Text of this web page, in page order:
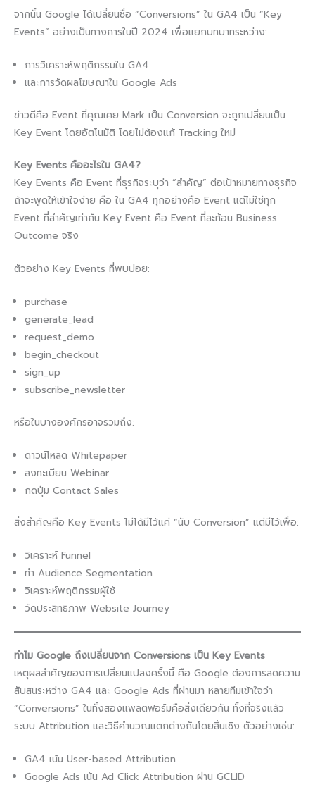
จากนั้น Google ได้เปลี่ยนชื่อ “Conversions” ใน GA4 เป็น “Key
Events” อย่างเป็นทางการในปี 2024 เพื่อแยกบทบาทระหว่าง:
การวิเคราะห์พฤติกรรมใน GA4
และการวัดผลโฆษณาใน Google Ads
ข่าวดีคือ Event ที่คุณเคย Mark เป็น Conversion จะถูกเปลี่ยนเป็น
Key Event โดยอัตโนมัติ โดยไม่ต้องแก้ Tracking ใหม่
Key Events คืออะไรใน GA4?
Key Events คือ Event ที่ธุรกิจระบุว่า “สำคัญ” ต่อเป้าหมายทางธุรกิจ
ถ้าจะพูดให้เข้าใจง่าย คือ ใน GA4 ทุกอย่างคือ Event แต่ไม่ใช่ทุก
Event ที่สำคัญเท่ากัน Key Event คือ Event ที่สะท้อน Business
Outcome จริง
ตัวอย่าง Key Events ที่พบบ่อย:
purchase
generate_lead
request_demo
begin_checkout
sign_up
subscribe_newsletter
หรือในบางองค์กรอาจรวมถึง:
ดาวน์โหลด Whitepaper
ลงทะเบียน Webinar
กดปุ่ม Contact Sales
สิ่งสำคัญคือ Key Events ไม่ได้มีไว้แค่ “นับ Conversion” แต่มีไว้เพื่อ:
วิเคราะห์ Funnel
ทำ Audience Segmentation
วิเคราะห์พฤติกรรมผู้ใช้
วัดประสิทธิภาพ Website Journey
ทำไม Google ถึงเปลี่ยนจาก Conversions เป็น Key Events
เหตุผลสำคัญของการเปลี่ยนแปลงครั้งนี้ คือ Google ต้องการลดความ
สับสนระหว่าง GA4 และ Google Ads ที่ผ่านมา หลายทีมเข้าใจว่า
“Conversions” ในทั้งสองแพลตฟอร์มคือสิ่งเดียวกัน ทั้งที่จริงแล้ว
ระบบ Attribution และวิธีคำนวณแตกต่างกันโดยสิ้นเชิง ตัวอย่างเช่น:
GA4 เน้น User-based Attribution
Google Ads เน้น Ad Click Attribution ผ่าน GCLID